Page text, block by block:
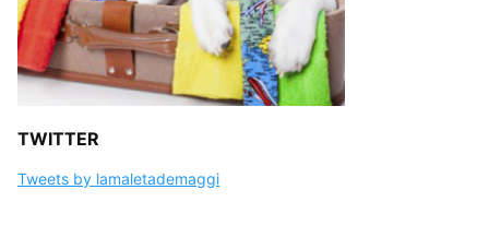
TWITTER
Tweets by lamaletademaggi